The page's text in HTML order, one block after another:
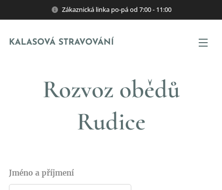
Zákaznická linka po-pá od 7:00 - 11:00
KALASOVÁ STRAVOVÁNÍ
Rozvoz obědů
Rudice
Jméno a příjmení